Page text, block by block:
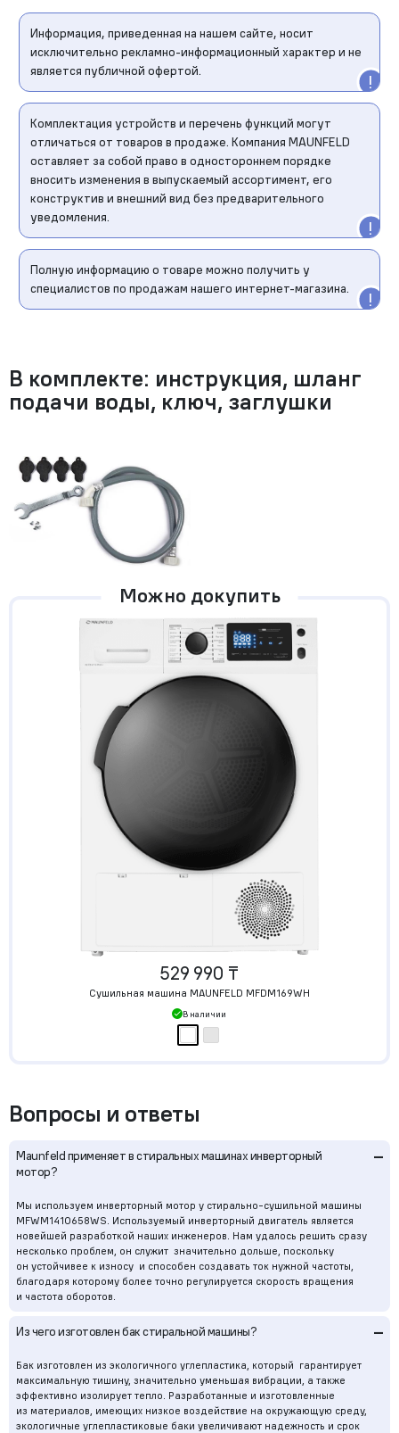
Информация, приведенная на нашем сайте, носит
исключительно рекламно-информационный характер и не
является публичной офертой.
Комплектация устройств и перечень функций могут
отличаться от товаров в продаже. Компания MAUNFELD
оставляет за собой право в одностороннем порядке
вносить изменения в выпускаемый ассортимент, его
конструктив и внешний вид без предварительного
уведомления.
Полную информацию о товаре можно получить у
специалистов по продажам нашего интернет-магазина.
В комплекте: инструкция, шланг
подачи воды, ключ, заглушки
Вопросы и ответы
Maunfeld применяет в стиральных машинах инверторный
мотор?
–
Мы используем инверторный мотор у стирально-сушильной машины
MFWM1410658WS. Используемый инверторный двигатель является
новейшей разработкой наших инженеров. Нам удалось решить сразу
несколько проблем, он служит значительно дольше, поскольку
он устойчивее к износу и способен создавать ток нужной частоты,
благодаря которому более точно регулируется скорость вращения
и частота оборотов.
Из чего изготовлен бак стиральной машины? –
Бак изготовлен из экологичного углепластика, который гарантирует
максимальную тишину, значительно уменьшая вибрации, а также
эффективно изолирует тепло. Разработанные и изготовленные
из материалов, имеющих низкое воздействие на окружающую среду,
экологичные углепластиковые баки увеличивают надежность и срок
Можно докупить
529 990 ₸
Сушильная машина MAUNFELD MFDM169WH
В наличии